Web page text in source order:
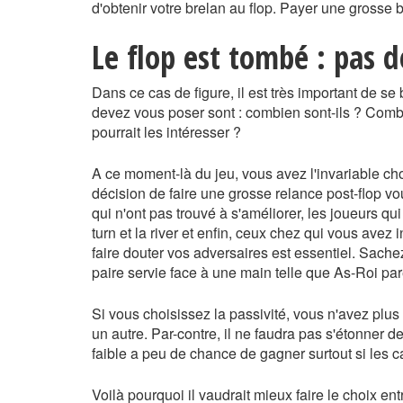
d'obtenir votre brelan au flop. Payer une grosse
Le flop est tombé : pas
Dans ce cas de figure, il est très important de
devez vous poser sont : combien sont-ils ?
pourrait les intéresser ?
A ce moment-là du jeu, vous avez l'invariable
décision de faire une grosse relance post-flop
qui n'ont pas trouvé à s'améliorer, les joueurs
turn et la river et enfin, ceux chez qui vous avez
faire douter vos adversaires est essentiel.
paire servie face à une main telle que As-Roi
Si vous choisissez la passivité, vous n'avez
un autre. Par-contre, il ne faudra pas s'étonner
faible a peu de chance de gagner surtout si les
Voilà pourquoi il vaudrait mieux faire le choix